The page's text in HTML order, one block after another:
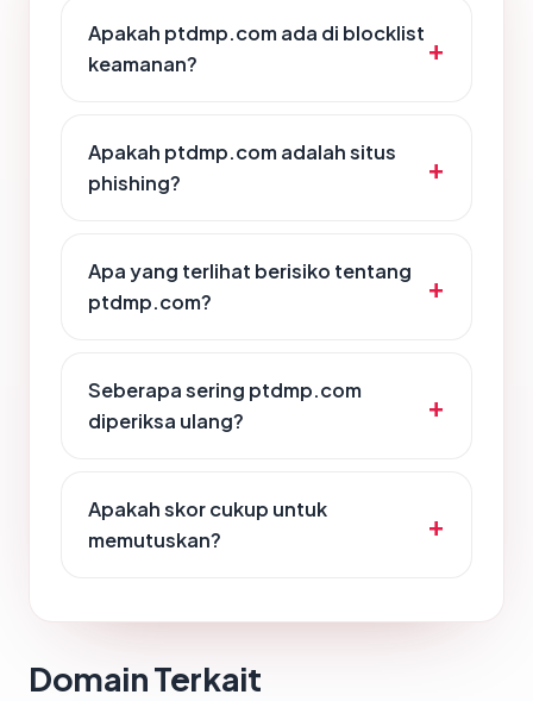
Apakah ptdmp.com ada di blocklist
keamanan?
Apakah ptdmp.com adalah situs
phishing?
Apa yang terlihat berisiko tentang
ptdmp.com?
Seberapa sering ptdmp.com
diperiksa ulang?
Apakah skor cukup untuk
memutuskan?
Domain Terkait